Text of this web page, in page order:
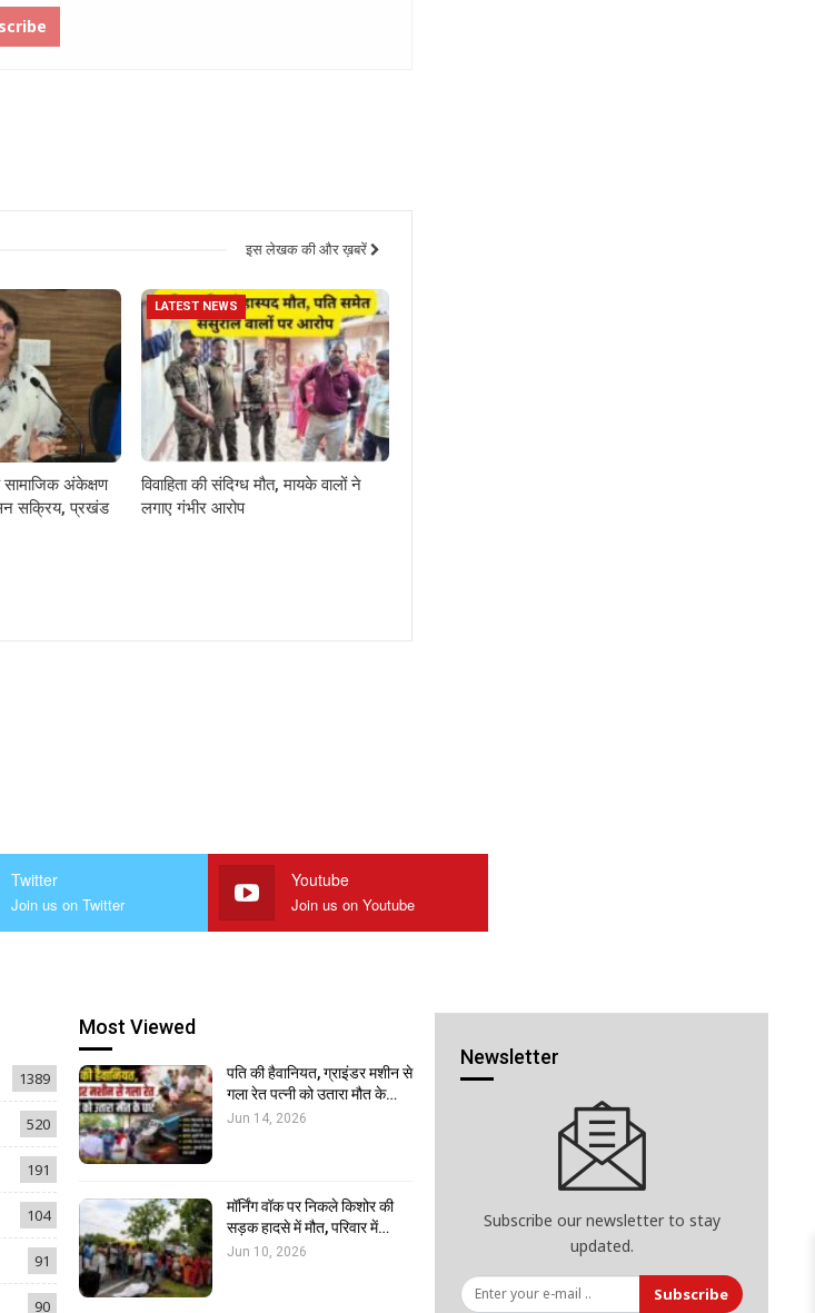
इस लेखक की और ख़बरें
अंकेक्षण
सक्रिय, प्रखंड
LATEST NEWS
विवाहिता की संदिग्ध मौत, मायके वालों ने
लगाए गंभीर आरोप
Twitter
Join us on Twitter
Youtube
Join us on Youtube
1389
520
191
104
91
90
Most Viewed
पति की हैवानियत, ग्राइंडर मशीन से
गला रेत पत्नी को उतारा मौत के…
Jun 14, 2026
मॉर्निंग वॉक पर निकले किशोर की
सड़क हादसे में मौत, परिवार में…
Jun 10, 2026
Newsletter
Subscribe our newsletter to stay
updated.
Subscribe